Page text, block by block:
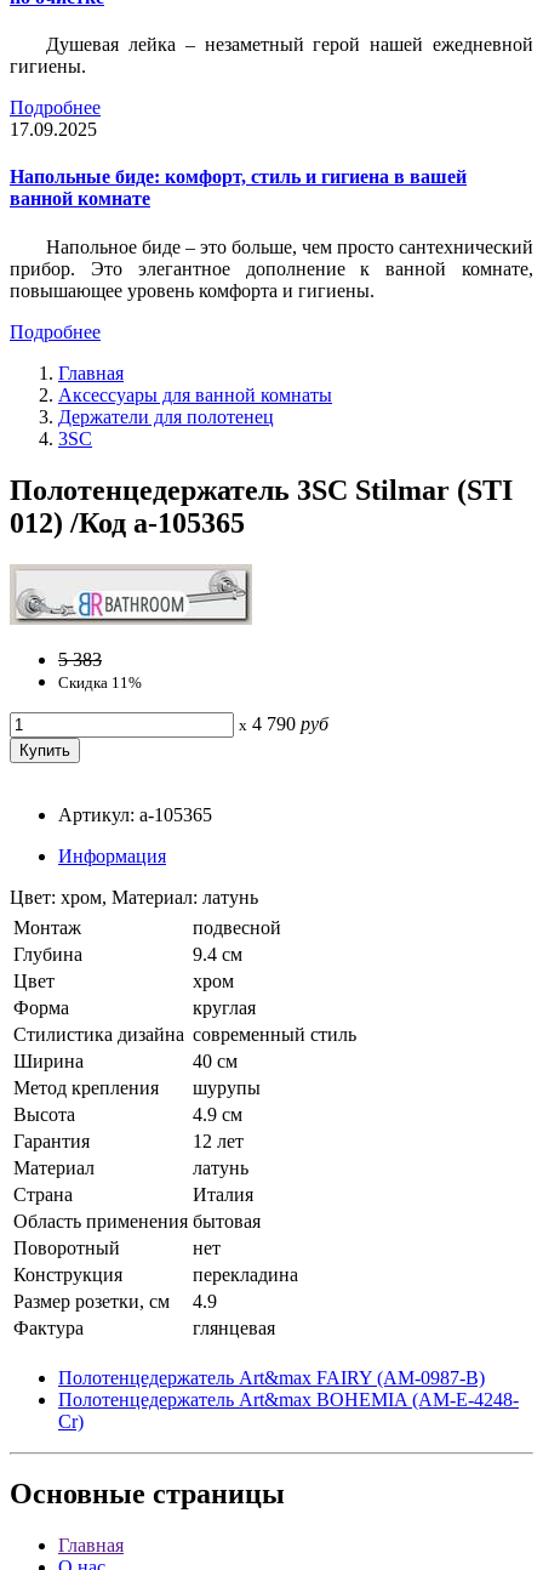
Душевая лейка – незаметный герой нашей ежедневной
гигиены.
Подробнее
17.09.2025
Напольные биде: комфорт, стиль и гигиена в вашей
ванной комнате
Напольное биде – это больше, чем просто сантехнический
прибор. Это элегантное дополнение к ванной комнате,
повышающее уровень комфорта и гигиены.
Подробнее
Главная
Аксессуары для ванной комнаты
Держатели для полотенец
3SC
Полотенцедержатель 3SC Stilmar (STI
012) /Код a-105365
5 383
Скидка 11%
x 4 790 руб
Артикул: a-105365
Информация
Цвет: хром, Материал: латунь
Монтаж
подвесной
Глубина
9.4 см
Цвет
хром
Форма
круглая
Стилистика дизайна современный стиль
Ширина
40 см
Метод крепления
шурупы
Высота
4.9 см
Гарантия
12 лет
Материал
латунь
Страна
Италия
Область применения бытовая
Поворотный
нет
Конструкция
перекладина
Размер розетки, см
4.9
Фактура
глянцевая
Полотенцедержатель Art&max FAIRY (AM-0987-B)
Полотенцедержатель Art&max BOHEMIA (AM-E-4248-
Cr)
Основные страницы
Главная